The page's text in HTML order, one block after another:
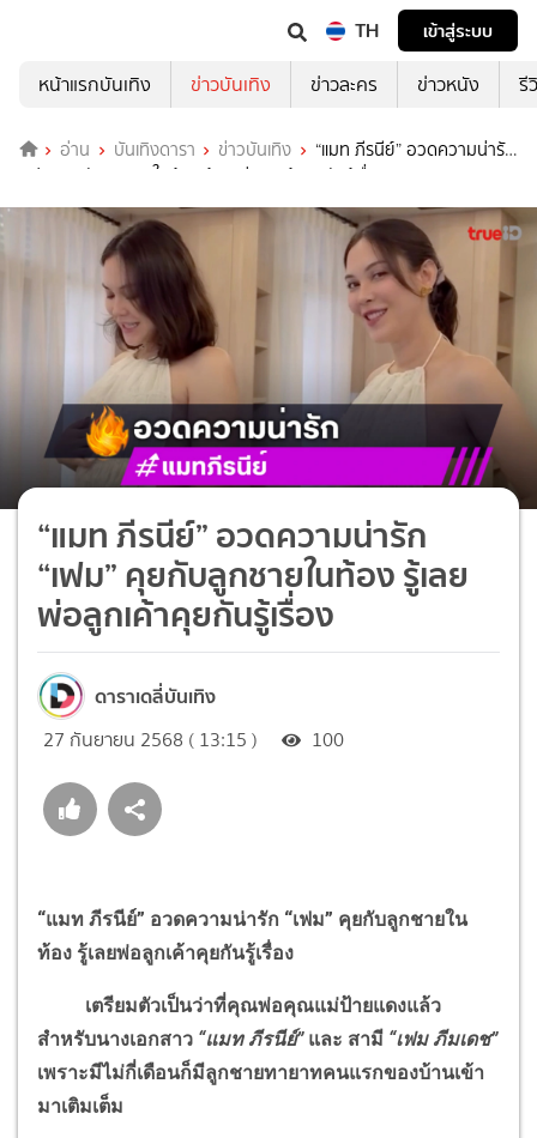
TH
เข้าสู่ระบบ
หน้าแรกบันเทิง
ข่าวบันเทิง ข่าวละคร ข่าวหนัง รี
อ่าน บันเทิงดารา ข่าวบันเทิง
“แมท ภีรนีย์” อวดความน่ารัก
“เฟม” คุยกับลูกชายในท้อง รู้เลยพ่อลูกเค้าคุยกันรู้เรื่อง
“แมท ภีรนีย์” อวดความน่ารัก
“เฟม” คุยกับลูกชายในท้อง รู้เลย
พ่อลูกเค้าคุยกันรู้เรื่อง
ดาราเดลี่บันเทิง
27 กันยายน 2568 ( 13:15 ) 100
“แมท ภีรนีย์” อวดความน่ารัก “เฟม” คุยกับลูกชายใน
ท้อง รู้เลยพ่อลูกเค้าคุยกันรู้เรื่อง
เตรียมตัวเป็นว่าที่คุณพ่อคุณแม่ป้ายแดงแล้ว
สำหรับนางเอกสาว “แมท ภีรนีย์”และ สามี “เฟม ภีมเดช”
เพราะมีไม่กี่เดือนก็มีลูกชายทายาทคนแรกของบ้านเข้า
มาเติมเต็ม